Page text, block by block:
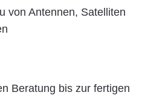
von Antennen, Satelliten
Beratung bis zur fertigen